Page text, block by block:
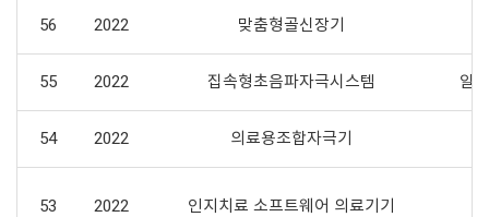
56 2022 맞춤형골신장기
55 2022 집속형초음파자극시스템 알
54 2022 의료용조합자극기
53 2022 인지치료 소프트웨어 의료기기